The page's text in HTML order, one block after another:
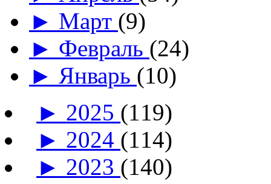
► Март (9)
► Февраль (24)
► Январь (10)
► 2025 (119)
► 2024 (114)
► 2023 (140)